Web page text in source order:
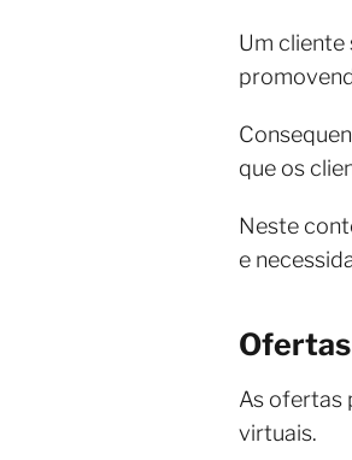
Um cliente
que os
Neste
e
As ofertas
virtuais.